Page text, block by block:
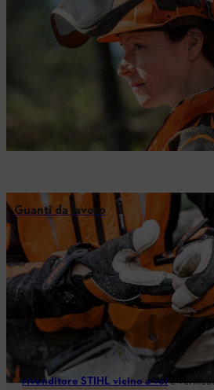
Guanti da lavoro
Il vostro partner per le
I rivenditori STIHL sono il vostro partner
professionali. Grazie alla loro
grado di assistervi nella scelta degli
servizio di assistenza e manutenzione di
rivenditore STIHL vicino a voie